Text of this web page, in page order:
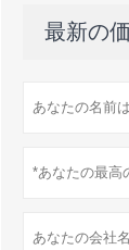
最新の